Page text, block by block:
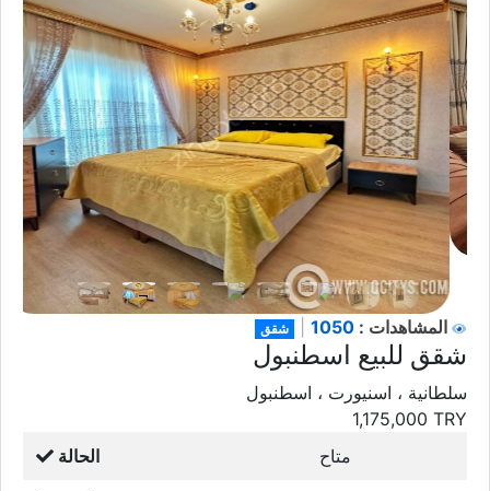
شقق المشاهدات :
شقق للبيع اسطنبول
سلطانية ، اسنيورت ، اسطنبول
1,175,000 TRY
الحالة
متاح